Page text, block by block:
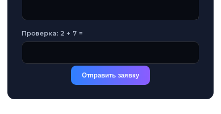
Проверка: 2 + 7 =
Отправить заявку